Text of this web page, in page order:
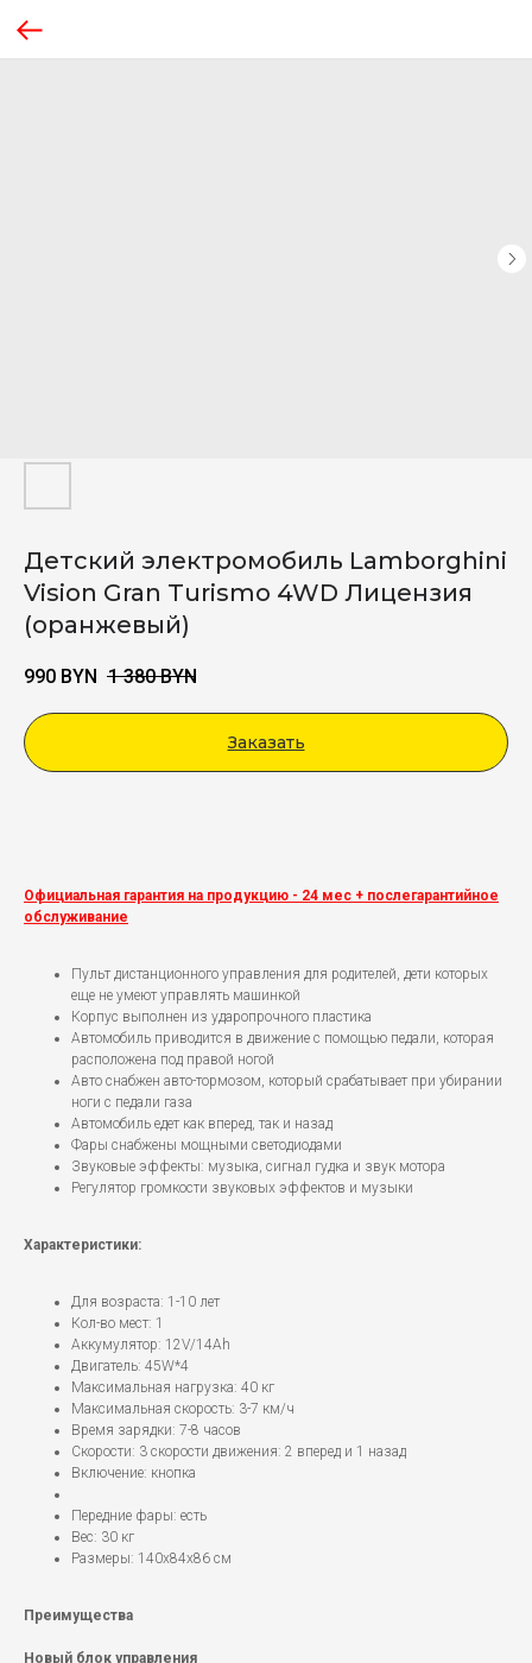
Детский электромобиль Lamborghini
Vision Gran Turismo 4WD Лицензия
(оранжевый)
990 BYN 1 380 BYN
Заказать
Официальная гарантия на продукцию - 24 мес + послегарантийное
обслуживание
Пульт дистанционного управления для родителей, дети которых
еще не умеют управлять машинкой
Корпус выполнен из ударопрочного пластика
Автомобиль приводится в движение с помощью педали, которая
расположена под правой ногой
Авто снабжен авто-тормозом, который срабатывает при убирании
ноги с педали газа
Автомобиль едет как вперед, так и назад
Фары снабжены мощными светодиодами
Звуковые эффекты: музыка, сигнал гудка и звук мотора
Регулятор громкости звуковых эффектов и музыки
Характеристики:
Для возраста: 1-10 лет
Кол-во мест: 1
Аккумулятор: 12V/14Ah
Двигатель: 45W*4
Максимальная нагрузка: 40 кг
Максимальная скорость: 3-7 км/ч
Время зарядки: 7-8 часов
Скорости: 3 скорости движения: 2 вперед и 1 назад
Включение: кнопка
Передние фары: есть
Вес: 30 кг
Размеры: 140х84х86 см
Преимущества
Новый блок управления